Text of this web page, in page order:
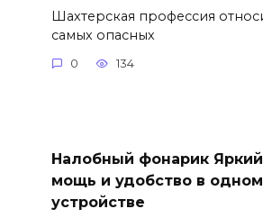
Шахтерская профессия
самых опасных
0 134
Налобный фонарик
мощь и удобство в одном
устройстве